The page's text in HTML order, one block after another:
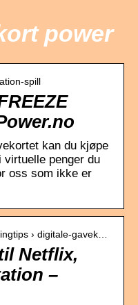
power
spill
kan du kjøpe
penger du
oss som ikke er
› digitale-gavek…
Netflix,
–